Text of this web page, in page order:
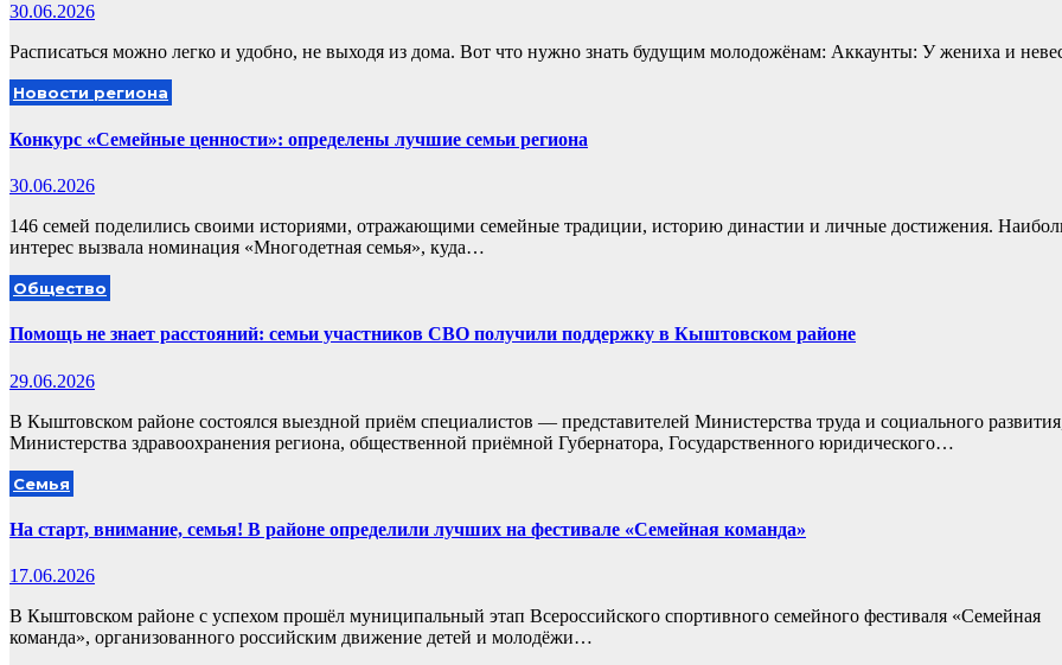
30.06.2026
Расписаться можно легко и удобно, не выходя из дома. Вот что нужно знать будущим молодожёнам: Аккаунты: У жениха и
Новости региона
Конкурс «Семейные ценности»: определены лучшие семьи региона
30.06.2026
146 семей поделились своими историями, отражающими семейные традиции, историю династии и личные достижения.
интерес вызвала номинация «Многодетная семья», куда…
Общество
Помощь не знает расстояний: семьи участников СВО получили поддержку в Кыштовском районе
29.06.2026
В Кыштовском районе состоялся выездной приём специалистов — представителей Министерства труда и социального
Министерства здравоохранения региона, общественной приёмной Губернатора, Государственного юридического…
Семья
На старт, внимание, семья! В районе определили лучших на фестивале «Семейная команда»
17.06.2026
В Кыштовском районе с успехом прошёл муниципальный этап Всероссийского спортивного семейного фестиваля «Семейная
команда», организованного российским движение детей и молодёжи…